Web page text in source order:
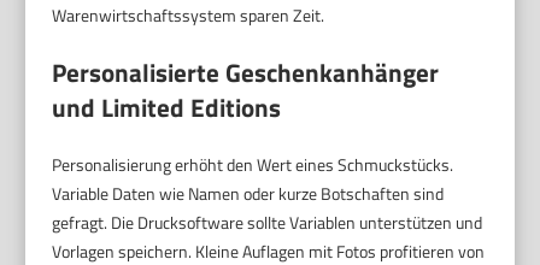
Warenwirtschaftssystem sparen Zeit.
Personalisierte Geschenkanhänger
und Limited Editions
Personalisierung erhöht den Wert eines Schmuckstücks.
Variable Daten wie Namen oder kurze Botschaften sind
gefragt. Die Drucksoftware sollte Variablen unterstützen und
Vorlagen speichern. Kleine Auflagen mit Fotos profitieren von